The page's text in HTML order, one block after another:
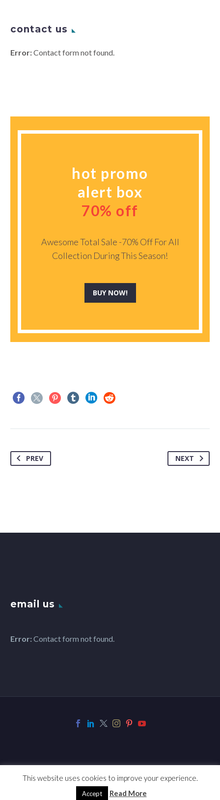
contact us
Error:Contact form not found.
hot promo
alert box
70% off
Awesome Total Sale -70% Off For All
Collection During This Season!
BUY NOW!
PREV NEXT
email us
Error:Contact form not found.
2017 © Copyrights CodexThemes
This website uses cookies to improve your experience.
Accept Read More